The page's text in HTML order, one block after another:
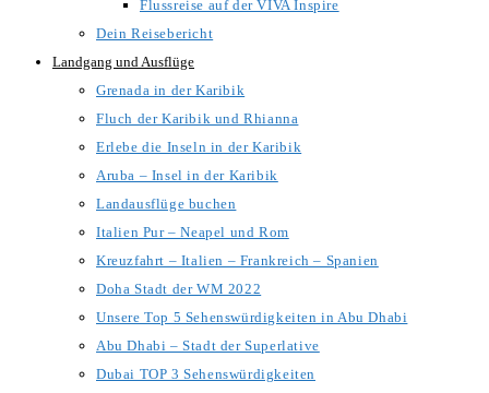
Flussreise auf der VIVA Inspire
Dein Reisebericht
Landgang und Ausflüge
Grenada in der Karibik
Fluch der Karibik und Rhianna
Erlebe die Inseln in der Karibik
Aruba – Insel in der Karibik
Landausflüge buchen
Italien Pur – Neapel und Rom
Kreuzfahrt – Italien – Frankreich – Spanien
Doha Stadt der WM 2022
Unsere Top 5 Sehenswürdigkeiten in Abu Dhabi
Abu Dhabi – Stadt der Superlative
Dubai TOP 3 Sehenswürdigkeiten